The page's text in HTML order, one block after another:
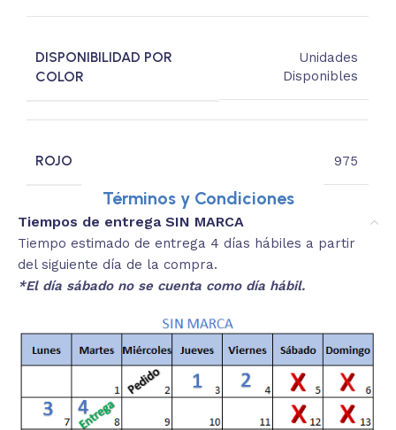
DISPONIBILIDAD POR
COLOR
Unidades
Disponibles
ROJO 975
Términos y Condiciones
Tiempos de entrega SIN MARCA
Tiempo estimado de entrega 4 días hábiles a partir
del siguiente día de la compra.
*El día sábado no se cuenta como día hábil.